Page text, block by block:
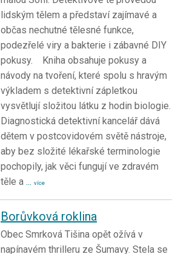
lidským tělem a představí zajímavé a
občas nechutné tělesné funkce,
podezřelé viry a bakterie i zábavné DIY
pokusy. Kniha obsahuje pokusy a
návody na tvoření, které spolu s hravým
výkladem s detektivní zápletkou
vysvětlují složitou látku z hodin biologie.
Diagnostická detektivní kancelář dává
dětem v postcovidovém světě nástroje,
aby bez složité lékařské terminologie
pochopily, jak věci fungují ve zdravém
těle a ... více
Borůvková roklina
Obec Smrková Tišina opět ožívá v
napínavém thrilleru ze Šumavy. Stela se